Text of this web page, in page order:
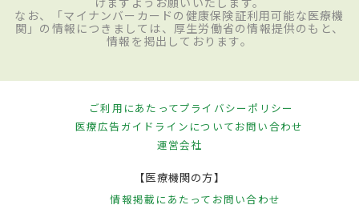
なお、「マイナンバーカードの健康保険証利用可能な医療機
関」の情報につきましては、厚生労働省の情報提供のもと、
情報を掲出しております。
ご利用にあたってプライバシーポリシー
医療広告ガイドラインについてお問い合わせ
運営会社
【医療機関の方】
情報掲載にあたって お問い合わせ